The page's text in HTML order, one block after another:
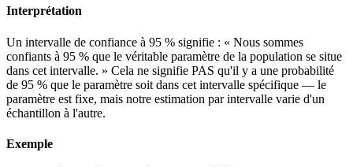
Interprétation
Un intervalle de confiance à 95 % signifie : « Nous sommes
confiants à 95 % que le véritable paramètre de la population se situe
dans cet intervalle. » Cela ne signifie PAS qu'il y a une probabilité
de 95 % que le paramètre soit dans cet intervalle spécifique — le
paramètre est fixe, mais notre estimation par intervalle varie d'un
échantillon à l'autre.
Exemple